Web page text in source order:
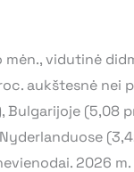
vidutinė
aukštesnė
(5,08
2026